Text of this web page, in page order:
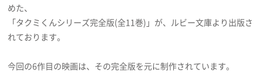
めた、
「タクミくんシリーズ完全版(全11巻)」が、ルビー文庫より出版さ
れております。
今回の6作目の映画は、その完全版を元に制作されています。